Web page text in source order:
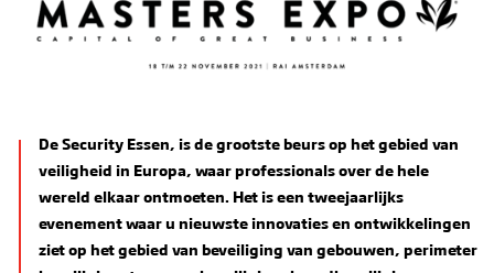
De Security Essen, is de grootste beurs op het gebied van
veiligheid in Europa, waar professionals over de hele
wereld elkaar ontmoeten. Het is een tweejaarlijks
evenement waar u nieuwste innovaties en ontwikkelingen
ziet op het gebied van beveiliging van gebouwen, perimeter